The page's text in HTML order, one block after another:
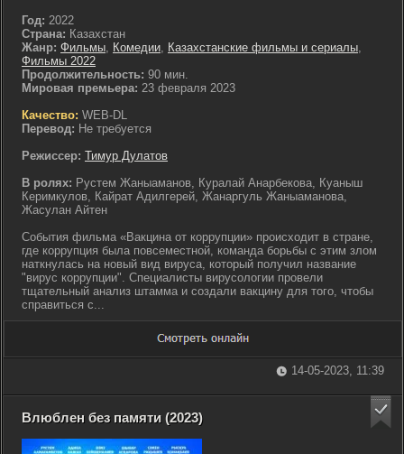
Год: 2022
Страна: Казахстан
Жанр: Фильмы, Комедии, Казахстанские фильмы и сериалы,
Фильмы 2022
Продолжительность: 90 мин.
Мировая премьера: 23 февраля 2023
Качество: WEB-DL
Перевод: Не требуется
Режиссер: Тимур Дулатов
В ролях: Рустем Жаныаманов, Куралай Анарбекова, Куаныш
Керимкулов, Кайрат Адилгерей, Жанаргуль Жаныаманова,
Жасулан Айтен
События фильма «Вакцина от коррупции» происходит в стране,
где коррупция была повсеместной, команда борьбы с этим злом
наткнулась на новый вид вируса, который получил название
"вирус коррупции". Специалисты вирусологии провели
тщательный анализ штамма и создали вакцину для того, чтобы
справиться с...
14-05-2023, 11:39
Влюблен без памяти (2023)